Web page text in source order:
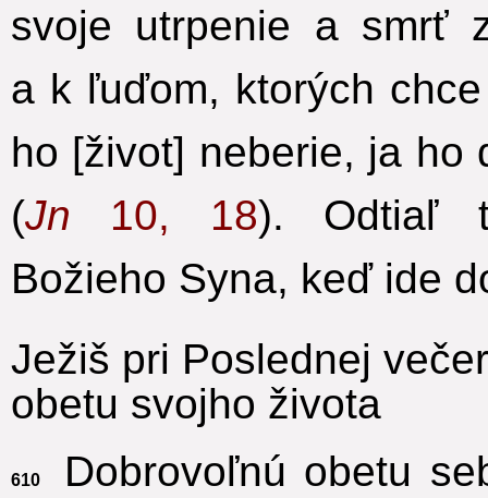
svoje utrpenie a smrť
a k ľuďom, ktorých
ho [život] neberie, ja ho
(Jn 10, 18). Odtiaľ
Božieho Syna, keď ide
Ježiš pri Poslednej
obetu svojho života
610
Dobrovoľnú obetu